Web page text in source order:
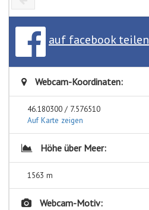
auf facebook teilen
Webcam-Koordinaten:
46.180300 / 7.576510
Auf Karte zeigen
Höhe über Meer:
1563 m
Webcam-Motiv: